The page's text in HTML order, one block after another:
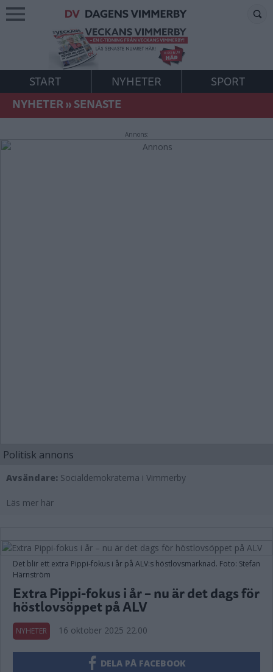
START NYHETER
SPORT
NYHETER»SENASTE
Annons:
Politisk annons
Avsändare: Socialdemokraterna i Vimmerby
Läs mer här
Det blir ett extra Pippi-fokus i år på ALV:s höstlovsmarknad. Foto: Stefan
Härnström
Extra Pippi-fokus i år – nu är det dags för
höstlovsöppet på ALV
NYHETER 16 oktober 2025 22.00
DELA PÅ FACEBOOK